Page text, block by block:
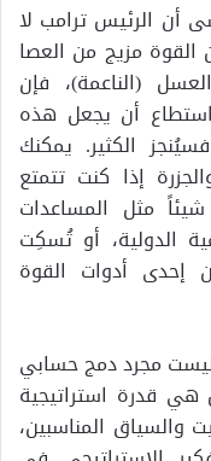
أن الرئيس ترامب لا
القوة مزيج من العصا
(الناعمة)، فإن
أن يجعل هذه
الكثير. يمكنك
إذا كنت تتمتع
مثل المساعدات
الدولية، أو تُسكِت
إحدى أدوات القوة
مجرد دمج حسابي
هي قدرة استراتيجية
والسياق المناسبين،